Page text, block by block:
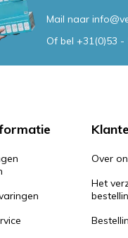
Mail naar
Of bel +31(0)53 -
Over
Het